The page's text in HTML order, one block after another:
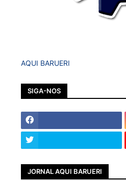
AQUI BARUERI
SIGA-NOS
JORNAL AQUI BARUERI